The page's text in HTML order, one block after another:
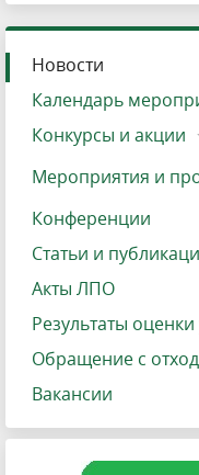
Новости
Календарь
Конкурсы и акции
Мероприятия и
Конференции
Статьи и
Акты ЛПО
Результаты
Обращение с
Вакансии